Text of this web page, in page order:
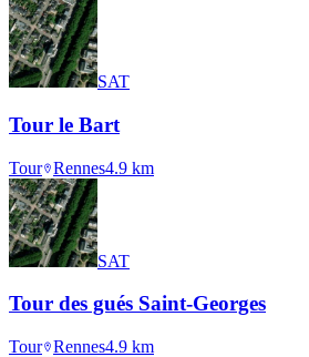
SAT
Tour le Bart
Tour Rennes4.9 km
SAT
Tour des gués Saint-Georges
Tour Rennes4.9 km